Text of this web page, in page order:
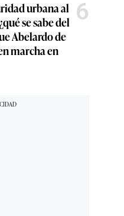
urbana al
se sabe del
Abelardo de
marcha en
6